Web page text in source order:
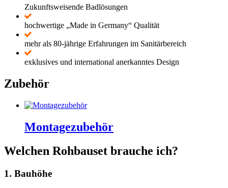
Zukunftsweisende Badlösungen
hochwertige „Made in Germany“ Qualität
mehr als 80-jährige Erfahrungen im Sanitärbereich
exklusives und international anerkanntes Design
Zubehör
Montagezubehör
Welchen Rohbauset brauche ich?
1. Bauhöhe